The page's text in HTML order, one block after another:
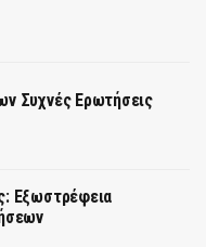
Συχνές Ερωτήσεις
Εξωστρέφεια